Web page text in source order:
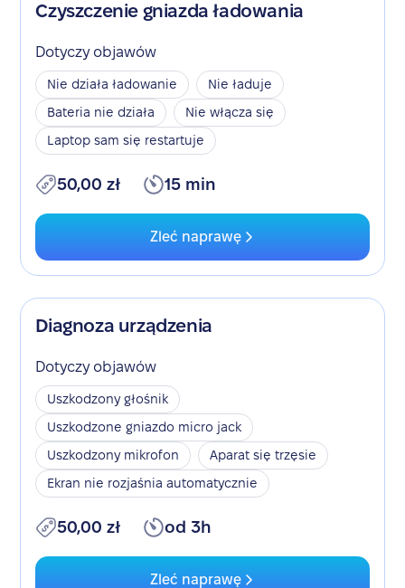
Czyszczenie gniazda ładowania
Dotyczy objawów
Nie działa ładowanie
Nie ładuje
Bateria nie działa
Nie włącza się
Laptop sam się restartuje
50,00 zł 15 min
Zleć naprawę
Diagnoza urządzenia
Dotyczy objawów
Uszkodzony głośnik
Uszkodzone gniazdo micro jack
Uszkodzony mikrofon
Aparat się trzęsie
Ekran nie rozjaśnia automatycznie
50,00 zł od 3h
Zleć naprawę